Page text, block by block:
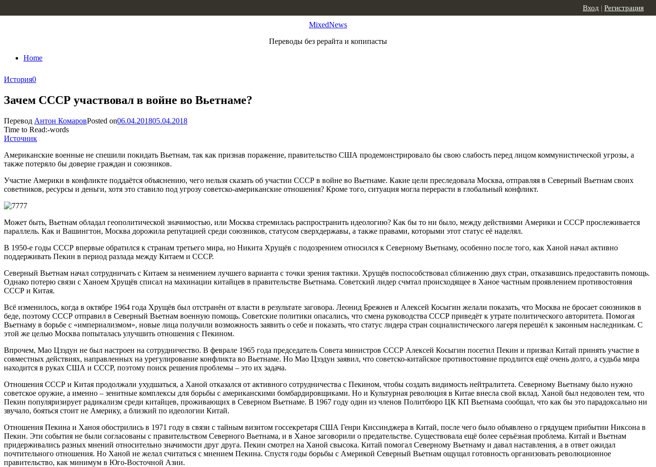
MixedNews
Переводы без рерайта и копипасты
Home
Вход | Регистрация
История0
Зачем СССР участвовал в войне во Вьетнаме?
Перевод Антон КомаровPosted on06.04.201805.04.2018
Time to Read:-words
Источник
Американские военные не спешили покидать Вьетнам, так как признав поражение, правительство США продемонстрировало бы свою слабость перед лицом коммунистической угрозы, а
также потеряло бы доверие граждан и союзников.
Участие Америки в конфликте поддаётся объяснению, чего нельзя сказать об участии СССР в войне во Вьетнаме. Какие цели преследовала Москва, отправляя в Северный Вьетнам своих
советников, ресурсы и деньги, хотя это ставило под угрозу советско-американские отношения? Кроме того, ситуация могла перерасти в глобальный конфликт.
Может быть, Вьетнам обладал геополитической значимостью, или Москва стремилась распространить идеологию? Как бы то ни было, между действиями Америки и СССР прослеживается
параллель. Как и Вашингтон, Москва дорожила репутацией среди союзников, статусом сверхдержавы, а также правами, которыми этот статус её наделял.
В 1950-е годы СССР впервые обратился к странам третьего мира, но Никита Хрущёв с подозрением относился к Северному Вьетнаму, особенно после того, как Ханой начал активно
поддерживать Пекин в период разлада между Китаем и СССР.
Северный Вьетнам начал сотрудничать с Китаем за неимением лучшего варианта с точки зрения тактики. Хрущёв поспособствовал сближению двух стран, отказавшись предоставить помощь.
Однако потерю связи с Ханоем Хрущёв списал на махинации китайцев в правительстве Вьетнама. Советский лидер счмтал происходящее в Ханое частным проявлением противостояния
СССР и Китая.
Всё изменилось, когда в октябре 1964 года Хрущёв был отстранён от власти в результате заговора. Леонид Брежнев и Алексей Косыгин желали показать, что Москва не бросает союзников в
беде, поэтому СССР отправил в Северный Вьетнам военную помощь. Советские политики опасались, что смена руководства СССР приведёт к утрате политического авторитета. Помогая
Вьетнаму в борьбе с «империализмом», новые лица получили возможность заявить о себе и показать, что статус лидера стран социалистического лагеря перешёл к законным наследникам. С
этой же целью Москва попыталась улучшить отношения с Пекином.
Впрочем, Мао Цзэдун не был настроен на сотрудничество. В феврале 1965 года председатель Совета министров СССР Алексей Косыгин посетил Пекин и призвал Китай принять участие в
совместных действиях, направленных на урегулирование конфликта во Вьетнаме. Но Мао Цзэдун заявил, что советско-китайское противостояние продлится ещё очень долго, а судьба мира
находится в руках США и СССР, поэтому поиск решения проблемы – это их задача.
Отношения СССР и Китая продолжали ухудшаться, а Ханой отказался от активного сотрудничества с Пекином, чтобы создать видимость нейтралитета. Северному Вьетнаму было нужно
советское оружие, а именно – зенитные комплексы для борьбы с американскими бомбардировщиками. Но и Культурная революция в Китае внесла свой вклад. Ханой был недоволен тем, что
Пекин популяризирует радикализм среди китайцев, проживающих в Северном Вьетнаме. В 1967 году один из членов Политбюро ЦК КП Вьетнама сообщал, что как бы это парадоксально ни
звучало, бояться стоит не Америку, а близкий по идеологии Китай.
Отношения Пекина и Ханоя обострились в 1971 году в связи с тайным визитом госсекретаря США Генри Киссинджера в Китай, после чего было объявлено о грядущем прибытии Никсона в
Пекин. Эти события не были согласованы с правительством Северного Вьетнама, и в Ханое заговорили о предательстве. Существовала ещё более серьёзная проблема. Китай и Вьетнам
придерживались разных мнений относительно значимости друг друга. Пекин смотрел на Ханой свысока. Китай помогал Северному Вьетнаму и давал наставления, а в ответ ожидал
почтительного отношения. Но Ханой не желал считаться с мнением Пекина. Спустя годы борьбы с Америкой Северный Вьетнам ощущал готовность организовать революционное
правительство, как минимум в Юго-Восточной Азии.